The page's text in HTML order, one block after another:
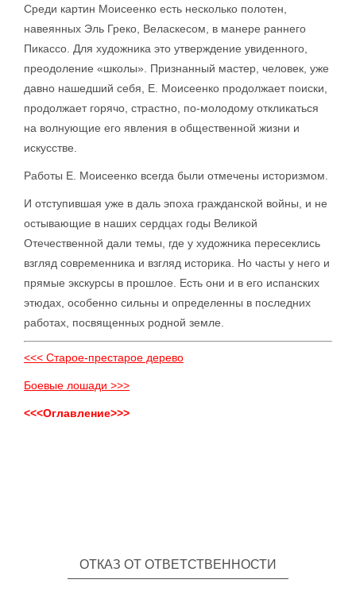
Среди картин Моисеенко есть несколько полотен,
навеянных Эль Греко, Веласкесом, в манере раннего
Пикассо. Для художника это утверждение увиденного,
преодоление «школы». Признанный мастер, человек, уже
давно нашедший себя, Е. Моисеенко продолжает поиски,
продолжает горячо, страстно, по-молодому откликаться
на волнующие его явления в общественной жизни и
искусстве.
Работы Е. Моисеенко всегда были отмечены историзмом.
И отступившая уже в даль эпоха гражданской войны, и не
остывающие в наших сердцах годы Великой
Отечественной дали темы, где у художника пересеклись
взгляд современника и взгляд историка. Но часты у него и
прямые экскурсы в прошлое. Есть они и в его испанских
этюдах, особенно сильны и определенны в последних
работах, посвященных родной земле.
<<< Старое-престарое дерево
Боевые лошади >>>
<<<Оглавление>>>
ОТКАЗ ОТ ОТВЕТСТВЕННОСТИ